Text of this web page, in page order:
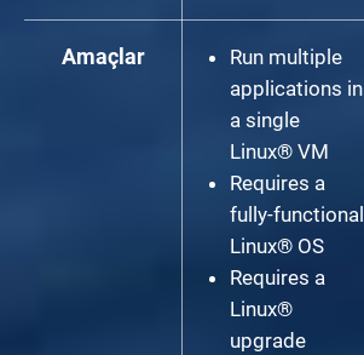
Amaçlar
Run multiple
applications in
a single
Linux® VM
Requires a
fully-functional
Linux® OS
Requires a
Linux®
upgrade